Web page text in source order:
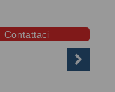
Contattaci